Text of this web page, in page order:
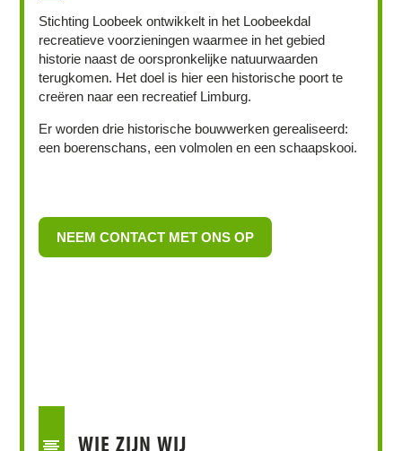
Stichting Loobeek ontwikkelt in het Loobeekdal
recreatieve voorzieningen waarmee in het gebied
historie naast de oorspronkelijke natuurwaarden
terugkomen. Het doel is hier een historische poort te
creëren naar een recreatief Limburg.
Er worden drie historische bouwwerken gerealiseerd:
een boerenschans, een volmolen en een schaapskooi.
NEEM CONTACT MET ONS OP
WIE ZIJN WIJ